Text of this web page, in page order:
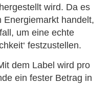
wird. Da es
Energiemarkt handelt,
um eine echte
festzustellen.
dem Label wird pro
ein fester Betrag in